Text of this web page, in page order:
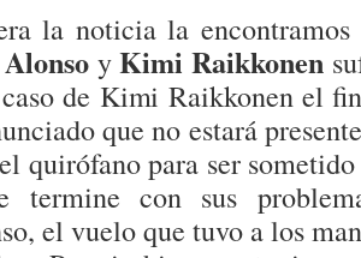
la noticia la
yKimi Raikkonen
de Kimi Raikkonen el
que no estará
quirófano para ser
termine con sus
el vuelo que tuvo a los